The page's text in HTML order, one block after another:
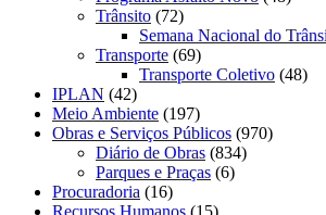
Trânsito (72)
Semana Nacional do
Transporte (69)
Transporte Coletivo (48)
IPLAN (42)
Meio Ambiente (197)
Obras e Serviços Públicos (970)
Diário de Obras (834)
Parques e Praças (6)
Procuradoria (16)
Recursos Humanos (15)